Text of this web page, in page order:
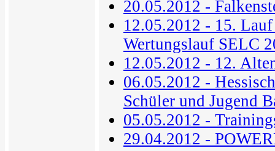
20.05.2012 -
12.05.2012 - 15.
Wertungslauf SELC
12.05.2012 - 12.
06.05.2012 -
Schüler und Jugend
05.05.2012 -
29.04.2012 -